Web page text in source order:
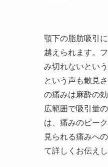
顎下の脂肪吸引
越えられます。
み切れないとい
という声も散見
の痛みは麻酔の
広範囲で吸引量
は、痛みのピー
見られる痛みへ
て詳しくお伝えし